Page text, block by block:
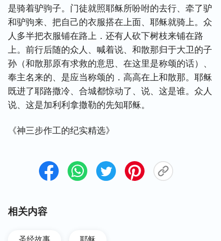
是骑着驴驹子。门徒就照耶稣所吩咐的去行、牵了驴
和驴驹来、把自己的衣服搭在上面、耶稣就骑上。众
人多半把衣服铺在路上．还有人砍下树枝来铺在路
上。前行后随的众人、喊着说、和散那归于大卫的子
孙（和散那原有求救的意思、在这里是称颂的话）、
奉主名来的、是应当称颂的．高高在上和散那。耶稣
既进了耶路撒冷、合城都惊动了、说、这是谁。众人
说、这是加利利拿撒勒的先知耶稣。
《神三步作工的纪实精选》
相关内容
圣经故事 耶稣